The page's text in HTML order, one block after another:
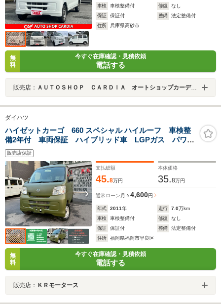
車検
車検整備付 修復
なし
保証
保証付 整備
法定整備付
住所
兵庫県高砂市
無
料
今すぐ在庫確認・見積依頼
電話する
販売店： ＡＵＴＯＳＨＯＰ ＣＡＲＤＩＡ オートショップカーディア
ダイハツ
ハイゼットカーゴ 660 スペシャル ハイルーフ 車検整
備2年付 車両保証 ハイブリッド車 LGPガス パワー
ステアリング パワーウィンドウ エアコン ラジオ
全塗装換 エアバッグ キーレス スペアタイヤ
販売店保証
支払総額
45.8万円
本体価格
35.8万円
通常ローン 月々4,600円
年式 2011年 走行 7.0万km
車検
車検整備付 修復
なし
保証
保証付 整備
法定整備付
住所
福岡県福岡市早良区
無
料
今すぐ在庫確認・見積依頼
電話する
販売店： ＫＲモータース